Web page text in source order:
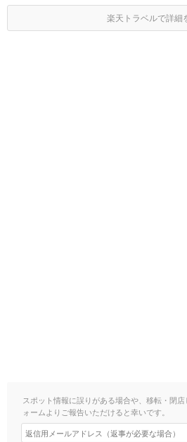
楽天トラベルで詳細
スポット情報に誤りがある場合や、移転・閉
ォームよりご報告いただけると幸いです。